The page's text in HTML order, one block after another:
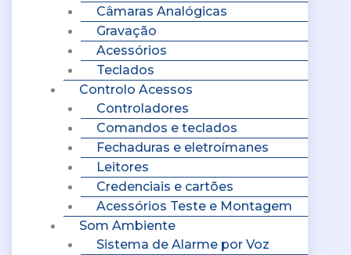
Câmaras Analógicas
Gravação
Acessórios
Teclados
Controlo Acessos
Controladores
Comandos e teclados
Fechaduras e eletroímanes
Leitores
Credenciais e cartões
Acessórios Teste e Montagem
Som Ambiente
Sistema de Alarme por Voz